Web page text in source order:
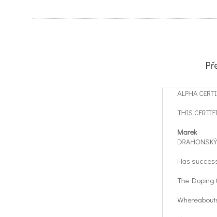
ALPHA
THIS
Marek
DRAHONSKÝ
Has
The Doping